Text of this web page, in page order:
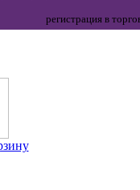
регистрация в